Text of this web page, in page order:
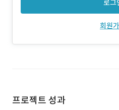
로그
회원
프로젝트 성과